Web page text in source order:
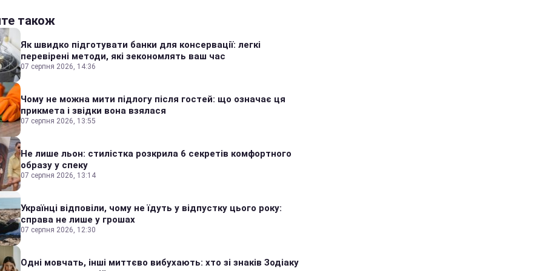
також
Як швидко підготувати банки для консервації: легкі
перевірені методи, які зекономлять ваш час
07 серпня 2026, 14:36
Чому не можна мити підлогу після гостей: що означає ця
прикмета і звідки вона взялася
07 серпня 2026, 13:55
Не лише льон: стилістка розкрила 6 секретів комфортного
образу у спеку
07 серпня 2026, 13:14
Українці відповіли, чому не їдуть у відпустку цього року:
справа не лише у грошах
07 серпня 2026, 12:30
Одні мовчать, інші миттєво вибухають: хто зі знаків Зодіаку